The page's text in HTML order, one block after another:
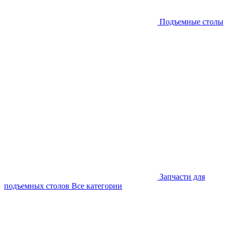
Подъемные столы
Запчасти для
подъемных столов Все категории